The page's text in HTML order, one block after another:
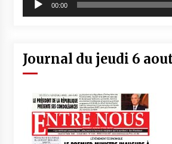
00:00
Journal du jeudi 6